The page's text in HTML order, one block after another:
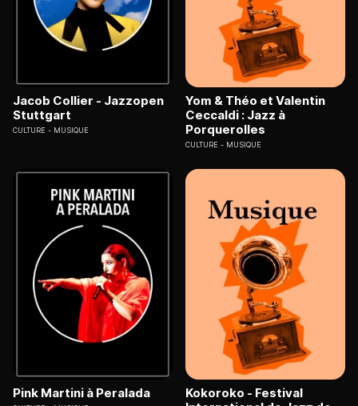
Jacob Collier - Jazzopen
Stuttgart
CULTURE MUSIQUE
Yom & Théo et Valentin
Ceccaldi : Jazz à
Porquerolles
CULTURE MUSIQUE
Pink Martini à Peralada
Kokoroko - Festival